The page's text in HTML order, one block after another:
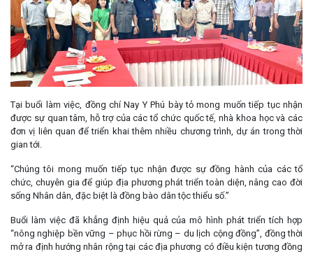
Tại buổi làm việc, đồng chí Nay Y Phú bày tỏ mong muốn tiếp tục nhận
được sự quan tâm, hỗ trợ của các tổ chức quốc tế, nhà khoa học và các
đơn vị liên quan để triển khai thêm nhiều chương trình, dự án trong thời
gian tới.
“Chúng tôi mong muốn tiếp tục nhận được sự đồng hành của các tổ
chức, chuyên gia để giúp địa phương phát triển toàn diện, nâng cao đời
sống Nhân dân, đặc biệt là đồng bào dân tộc thiểu số.”
Buổi làm việc đã khẳng định hiệu quả của mô hình phát triển tích hợp
“nông nghiệp bền vững – phục hồi rừng – du lịch cộng đồng”, đồng thời
mở ra định hướng nhân rộng tại các địa phương có điều kiện tương đồng